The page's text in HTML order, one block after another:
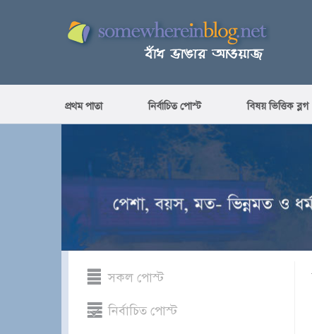
প্রথম পাতা নির্বাচিত পোস্ট বিষয় ভিত্তিক ব্লগ
সকল পোস্ট
নির্বাচিত পোস্ট